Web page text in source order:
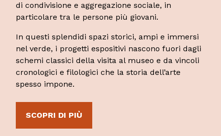
di condivisione e aggregazione sociale, in
particolare tra le persone più giovani.
In questi splendidi spazi storici, ampi e immersi
nel verde, i progetti espositivi nascono fuori dagli
schemi classici della visita al museo e da vincoli
cronologici e filologici che la storia dell’arte
spesso impone.
SCOPRI DI PIÙ